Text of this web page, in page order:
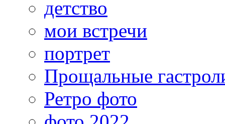
детство
мои встречи
портрет
Прощальные
Ретро фото